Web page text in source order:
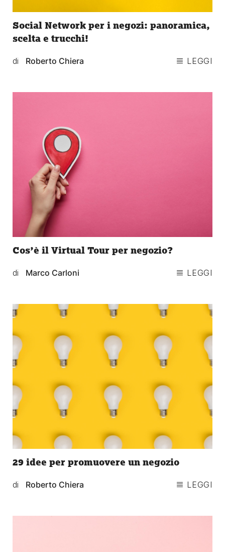
Social Network per i negozi: panoramica,
scelta e trucchi!
di Roberto Chiera LEGGI
Cos’è il Virtual Tour per negozio?
di Marco Carloni LEGGI
29 idee per promuovere un negozio
di Roberto Chiera LEGGI